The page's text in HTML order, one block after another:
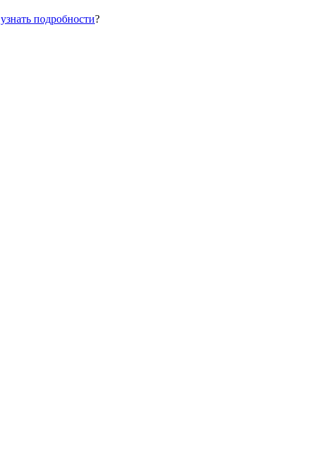
узнать подробности?